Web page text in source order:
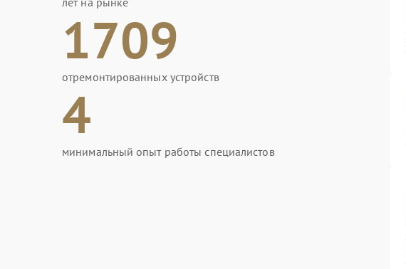
1709
отремонтированных устройств
4
минимальный опыт работы специалистов